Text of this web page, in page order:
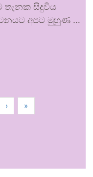
තැනක සිදුවිය
අපට මුහුණ …
› »